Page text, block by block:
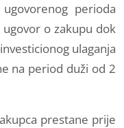
perioda
o zakupu dok
ulaganja
na period duži od 2
prestane prije